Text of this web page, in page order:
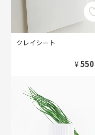
クレイシート
¥550